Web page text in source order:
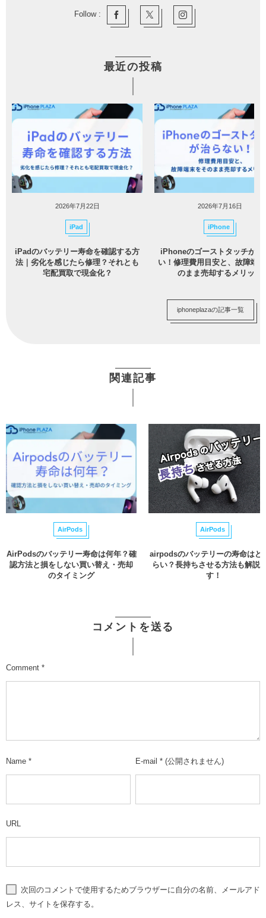
Follow :
最近の投稿
2026年7月22日
iPad
iPadのバッテリー寿命を確認する方
法｜劣化を感じたら修理？それとも
宅配買取で現金化？
2026年7月16日
iPhone
iPhoneのゴーストタッチが治
い！修理費用目安と、故障端
のまま売却するメリット
iphoneplazaの記事一覧
関連記事
AirPods
AirPodsのバッテリー寿命は何年？確
認方法と損をしない買い替え・売却
のタイミング
AirPods
airpodsのバッテリーの寿命はど
らい？長持ちさせる方法も解説
す！
コメントを送る
Comment *
Name * E-mail * (公開されません)
URL
次回のコメントで使用するためブラウザーに自分の名前、メールアド
レス、サイトを保存する。